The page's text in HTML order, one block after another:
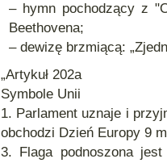
– hymn pochodzący z
Beethovena;
– dewizę brzmiącą:
„Artykuł 202a
Symbole Unii
1. Parlament uznaje i
obchodzi Dzień Europy 9
3. Flaga podnoszona